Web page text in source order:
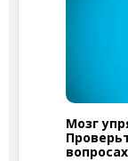
Мозг
вопросах